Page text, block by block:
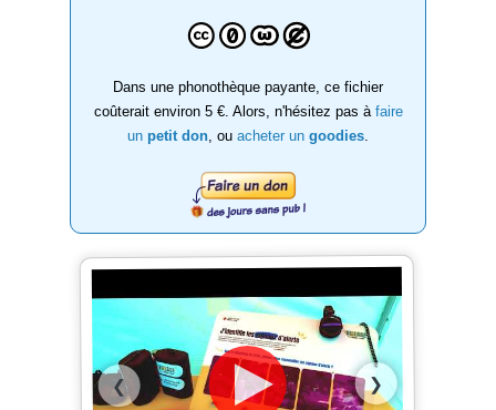
Dans une phonothèque payante, ce fichier
coûterait environ 5 €. Alors, n'hésitez pas à faire
un petit don , ou acheter un goodies
❮ ❯